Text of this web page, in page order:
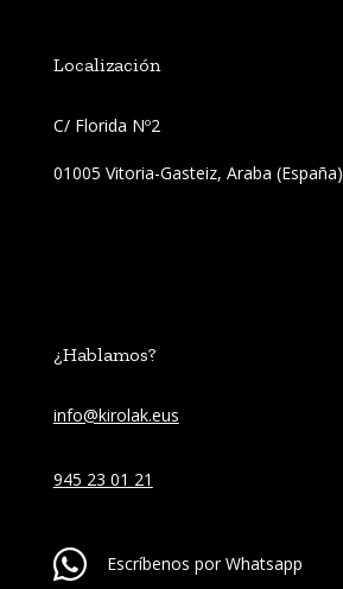
Localización
C/ Florida Nº2
01005 Vitoria-Gasteiz, Araba (España)
¿Hablamos?
info@kirolak.eus
945 23 01 21
Escríbenos por Whatsapp